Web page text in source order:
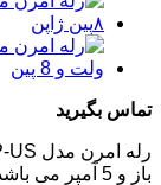
تماس بگیرید
باز و 5 آمپر می باشد. این رله محصول کشور ژاپن می باشد.